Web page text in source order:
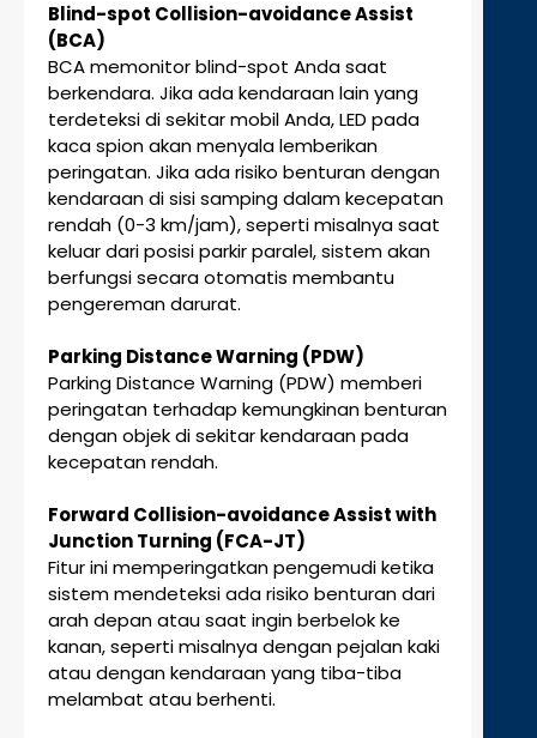
Blind-spot Collision-avoidance Assist
(BCA)
BCA memonitor blind-spot Anda saat
berkendara. Jika ada kendaraan lain yang
terdeteksi di sekitar mobil Anda, LED pada
kaca spion akan menyala lemberikan
peringatan. Jika ada risiko benturan dengan
kendaraan di sisi samping dalam kecepatan
rendah (0-3 km/jam), seperti misalnya saat
keluar dari posisi parkir paralel, sistem akan
berfungsi secara otomatis membantu
pengereman darurat.
Parking Distance Warning (PDW)
Parking Distance Warning (PDW) memberi
peringatan terhadap kemungkinan benturan
dengan objek di sekitar kendaraan pada
kecepatan rendah.
Forward Collision-avoidance Assist with
Junction Turning (FCA-JT)
Fitur ini memperingatkan pengemudi ketika
sistem mendeteksi ada risiko benturan dari
arah depan atau saat ingin berbelok ke
kanan, seperti misalnya dengan pejalan kaki
atau dengan kendaraan yang tiba-tiba
melambat atau berhenti.